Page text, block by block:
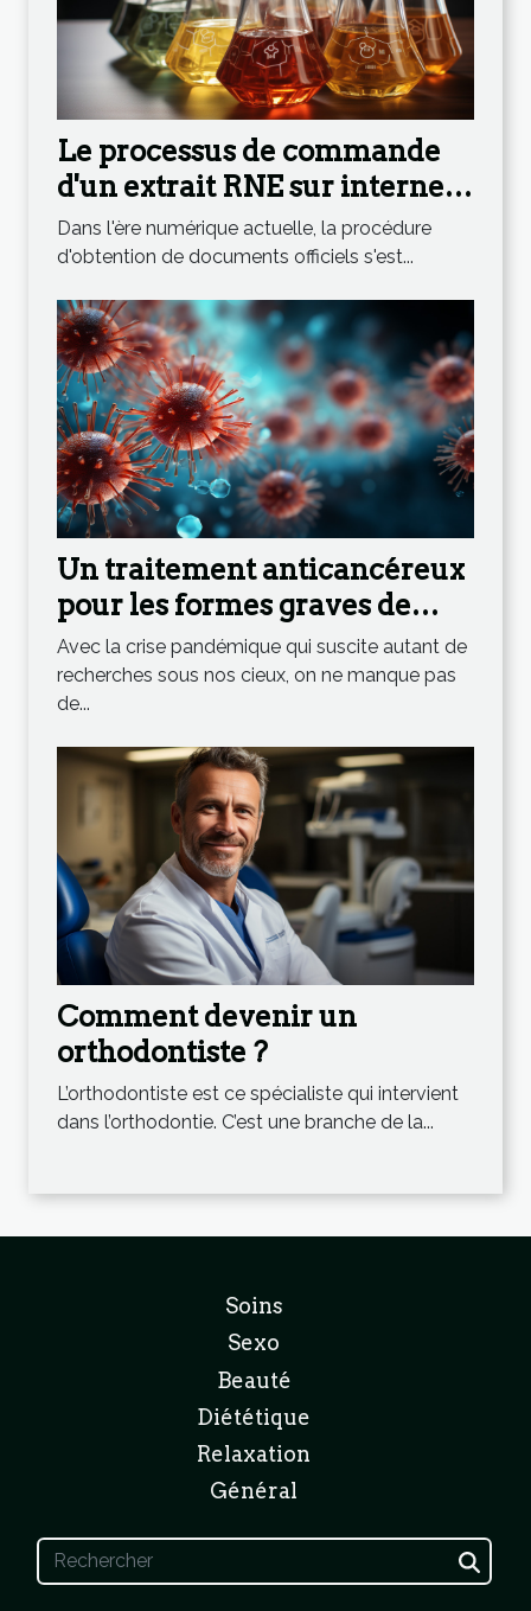
Le processus de commande
d'un extrait RNE sur internet :
étape par étape
Dans l'ère numérique actuelle, la procédure
d'obtention de documents officiels s'est...
Un traitement anticancéreux
pour les formes graves de
Coronavirus ?
Avec la crise pandémique qui suscite autant de
recherches sous nos cieux, on ne manque pas
de...
Comment devenir un
orthodontiste ?
L’orthodontiste est ce spécialiste qui intervient
dans l’orthodontie. C’est une branche de la...
Soins
Sexo
Beauté
Diététique
Relaxation
Général